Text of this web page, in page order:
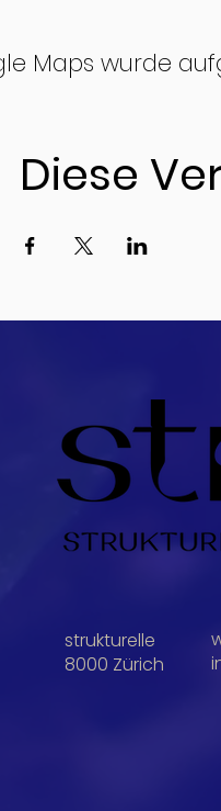
Maps wurde
Diese
strukturelle
8000 Zürich